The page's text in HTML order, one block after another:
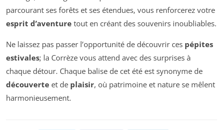
parcourant ses forêts et ses étendues, vous renforcerez votre
esprit d’aventure tout en créant des souvenirs inoubliables.
Ne laissez pas passer l’opportunité de découvrir ces pépites
estivales; la Corrèze vous attend avec des surprises à
chaque détour. Chaque balise de cet été est synonyme de
découverte et de plaisir, où patrimoine et nature se mêlent
harmonieusement.